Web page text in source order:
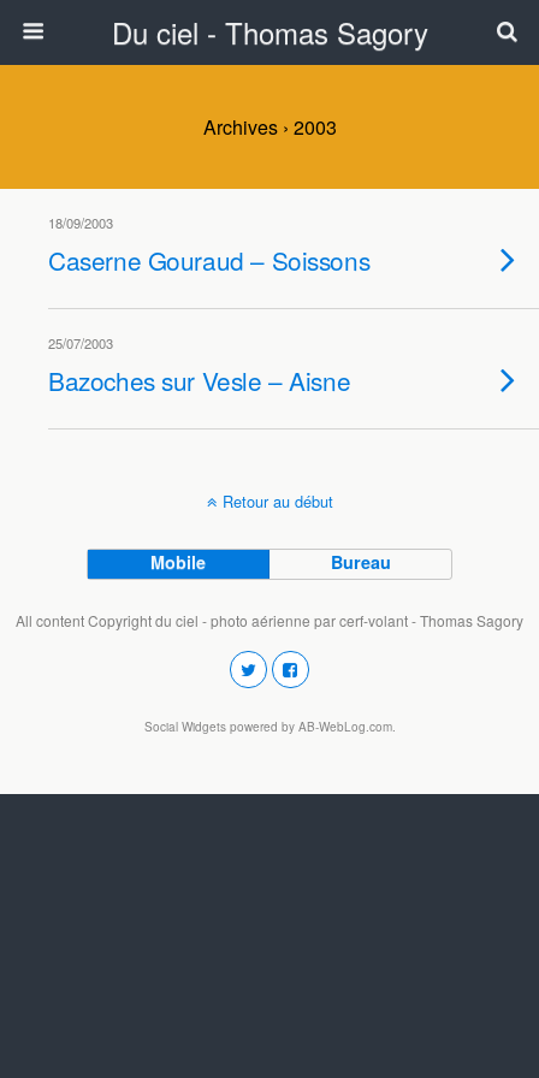
Du ciel - Thomas Sagory
Archives › 2003
18/09/2003
Caserne Gouraud – Soissons
25/07/2003
Bazoches sur Vesle – Aisne
Retour au début
Mobile Bureau
All content Copyright du ciel - photo aérienne par cerf-volant - Thomas Sagory
Social Widgetspowered by AB-WebLog.com.